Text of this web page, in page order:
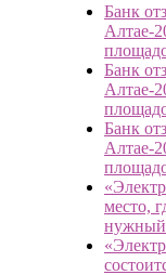
Банк
Алтае-
Банк
Алтае-
Банк
Алтае-
место,
нужный